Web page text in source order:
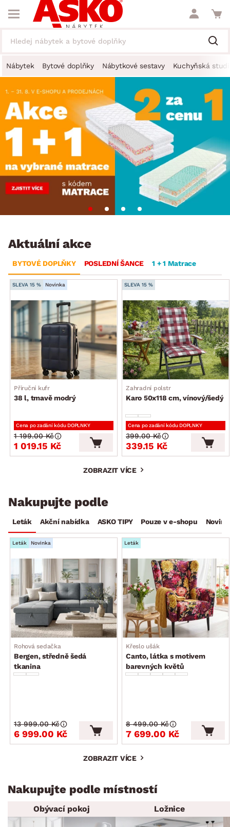
Nábytek Bytové doplňky Nábytkové sestavy Kuchyňská
Aktuální akce
BYTOVÉ DOPLŇKY POSLEDNÍ ŠANCE 1 + 1 Matrace
SLEVA 15 % Novinka
Příruční kufr
38 l, tmavě modrý
Cena po zadání kódu DOPLNKY
1 019.15 Kč
1 199.00 Kč
SLEVA 15 %
Zahradní polstr
Karo 50x118 cm, vínový/šedý
Cena po zadání kódu DOPLNKY
339.15 Kč
399.00 Kč
ZOBRAZIT VÍCE
Nakupujte podle
Leták Akční nabídka ASKO TIPY Pouze v e-shopu
Leták Novinka
Rohová sedačka
Bergen, středně šedá
tkanina
6 999.00 Kč
13 999.00 Kč
Leták
Křeslo ušák
Canto, látka s motivem
barevných květů
7 699.00 Kč
8 499.00 Kč
ZOBRAZIT VÍCE
Nakupujte podle místností
Obývací pokoj Ložnice